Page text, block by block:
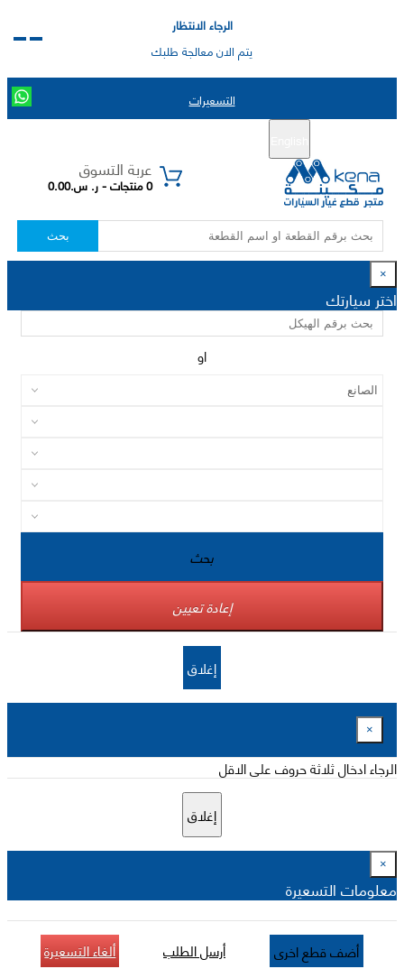
الرجاء الانتظار
يتم الان معالجة طلبك
التسعيرات
عربة التسوق
0 منتجات - ر. س.0.00
بحث
×
اختر سيارتك
او
بحث
إعادة تعيين
إغلاق
×
الرجاء ادخال ثلاثة حروف على الاقل
إغلاق
×
معلومات التسعيرة
أضف قطع اخرى أرسل الطلب ألغاء التسعيرة